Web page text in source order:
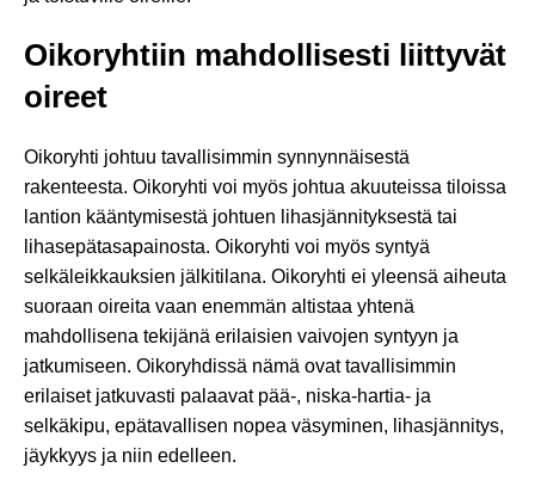
Oikoryhtiin mahdollisesti liittyvät
oireet
Oikoryhti johtuu tavallisimmin synnynnäisestä
rakenteesta. Oikoryhti voi myös johtua akuuteissa tiloissa
lantion kääntymisestä johtuen lihasjännityksestä tai
lihasepätasapainosta. Oikoryhti voi myös syntyä
selkäleikkauksien jälkitilana. Oikoryhti ei yleensä aiheuta
suoraan oireita vaan enemmän altistaa yhtenä
mahdollisena tekijänä erilaisien vaivojen syntyyn ja
jatkumiseen. Oikoryhdissä nämä ovat tavallisimmin
erilaiset jatkuvasti palaavat pää-, niska-hartia- ja
selkäkipu, epätavallisen nopea väsyminen, lihasjännitys,
jäykkyys ja niin edelleen.